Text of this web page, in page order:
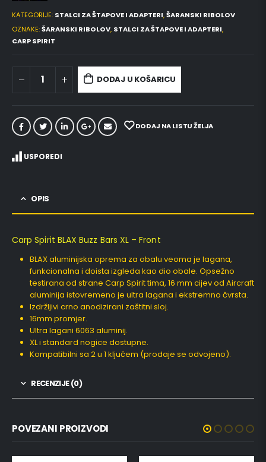
KATEGORIJE: STALCI ZA ŠTAPOVE I ADAPTERI,ŠARANSKI RIBOLOV
OZNAKE:ŠARANSKI RIBOLOV, STALCI ZA ŠTAPOVE I ADAPTERI,
CARP SPIRIT
DODAJ U KOŠARICU
DODAJ NA LISTU ŽELJA
USPOREDI
OPIS
Carp Spirit BLAX Buzz Bars XL – Front
BLAX aluminijska oprema za obalu veoma je lagana,
funkcionalna i doista izgleda kao dio obale. Opsežno
testirana od strane Carp Spirit tima, 16 mm cijev od Aircraft
aluminija istovremeno je ultra lagana i ekstremno čvrsta.
Izdržljivi crno anodizirani zaštitni sloj.
16mm promjer.
Ultra lagani 6063 aluminij.
XL i standard nogice dostupne.
Kompatibilni sa 2 u 1 ključem (prodaje se odvojeno).
RECENZIJE (0)
POVEZANI PROIZVODI